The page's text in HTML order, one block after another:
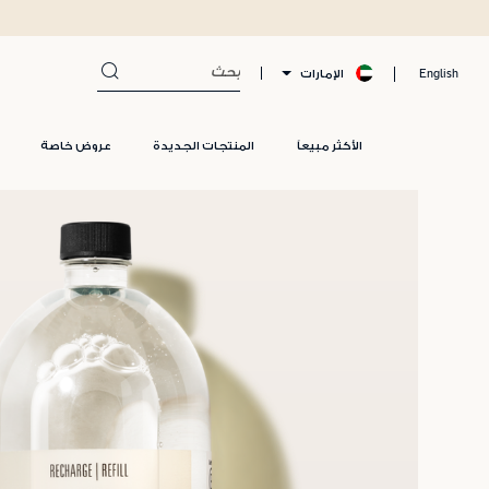
English الإمارات
الأكثر مبيعاً المنتجات الجديدة عروض خاصة